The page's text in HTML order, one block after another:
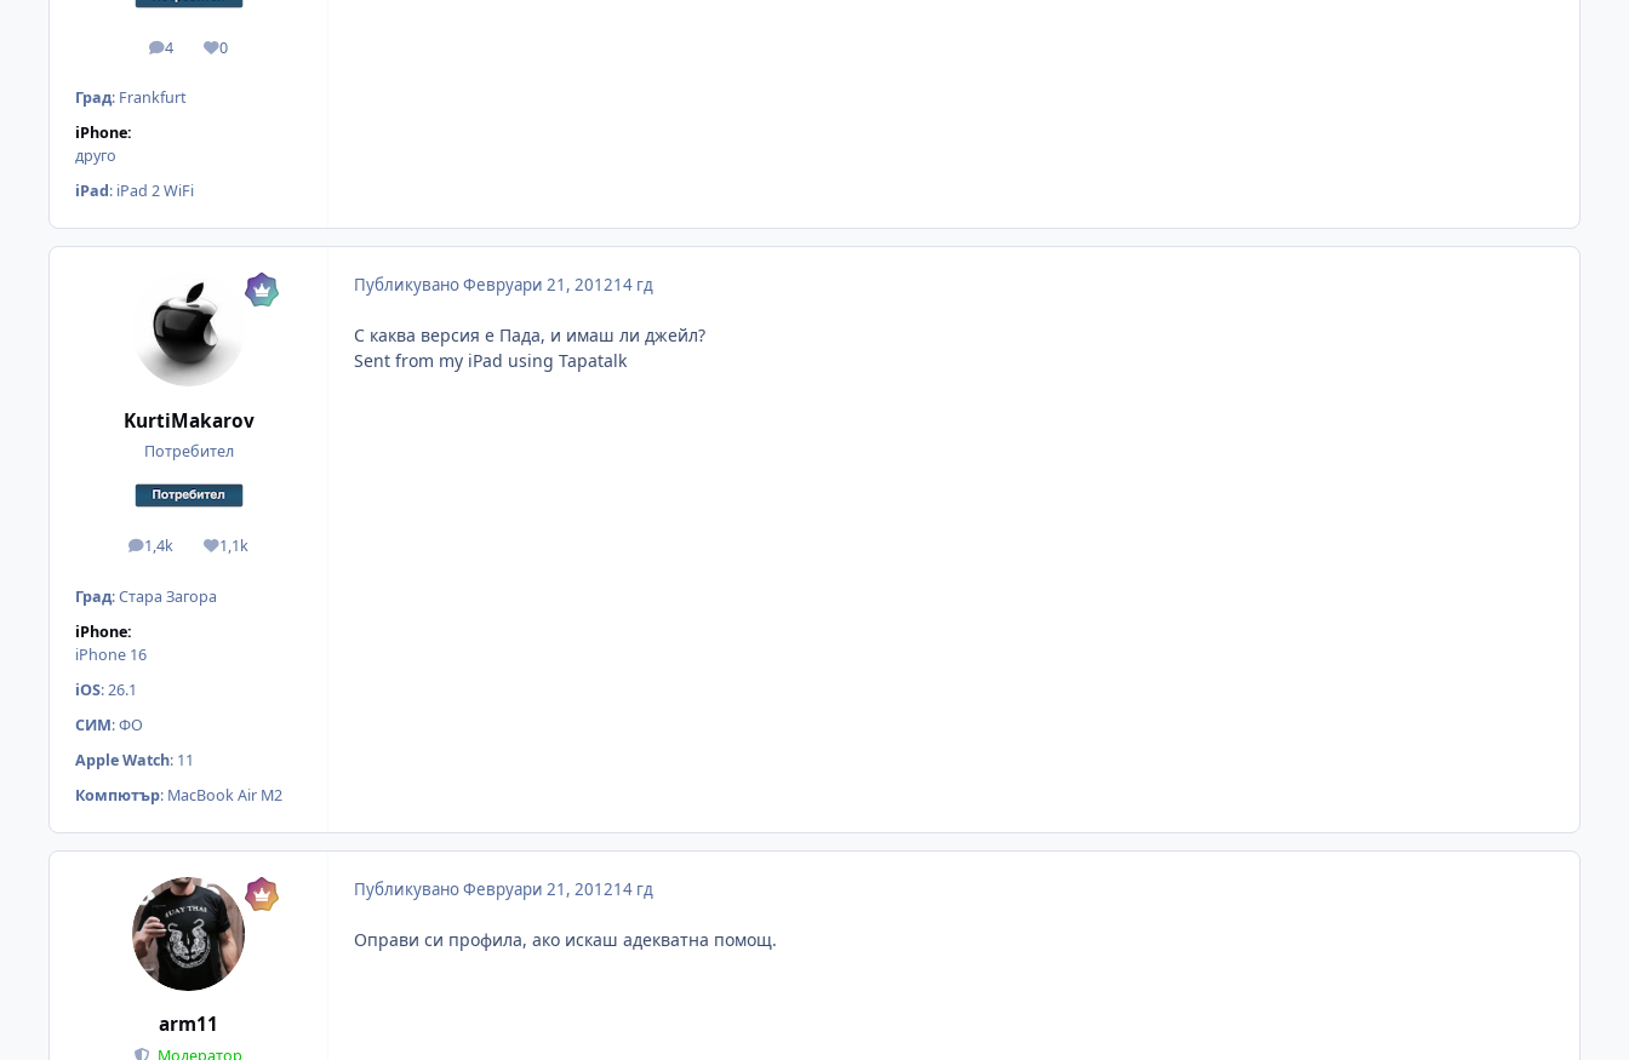
4
мнения0
Reputation
Град: Frankfurt
iPhone:
друго
iPad: iPad 2 WiFi
KurtiMakarov
Потребител
1,4k
мнения 1,1k
Reputation
Град:Стара Загора
iPhone:
iPhone 16
iOS:26.1
СИМ:ФО
Apple Watch: 11
Компютър: MacBook Air M2
ПубликуваноФевруари 21, 201214 гд
С каква версия е Пада, и имаш ли джейл?
Sent from my iPad using Tapatalk
arm11
Модератор
ПубликуваноФевруари 21, 201214 гд
Оправи си профила, ако искаш адекватна помощ.